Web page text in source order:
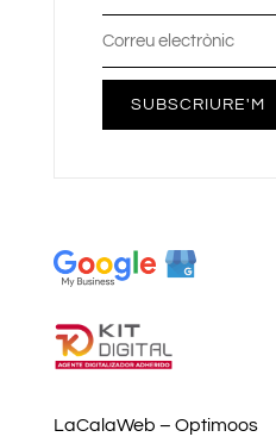
SUBSCRIURE'M
LaCalaWeb – Optimoos